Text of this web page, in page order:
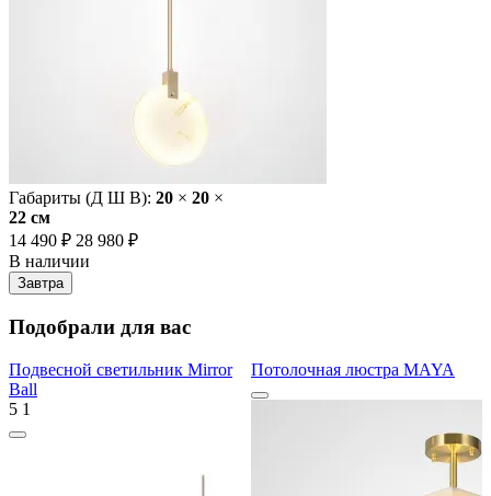
Габариты (Д Ш В): 20 × 20 ×
22 cм
14 490 ₽ 28 980 ₽
В наличии
Завтра
Подобрали для вас
Подвесной светильник Mirror
Ball
5 1
Потолочная люстра MAYA